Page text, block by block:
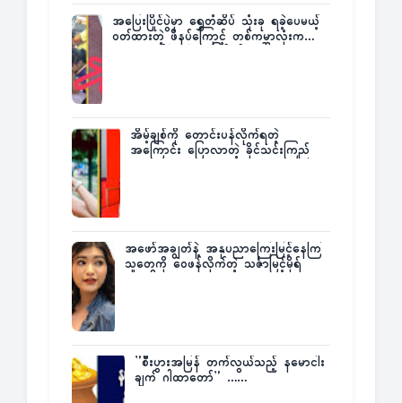
အပြေးပြိုင်ပွဲမှာ ရွှေတံဆိပ် သုံးခု ရခဲ့ပေမယ့်
ဝတ်ထားတဲ့ ဖိနပ်ကြောင့် တစ်ကမ္ဘာလုံးက
အိမ့်ချစ်ကို တောင်းပန်လိုက်ရတဲ့
အကြောင်း ပြောလာတဲ့ ခိုင်သင်းကြည်
အဖော်အချွတ်နဲ့ အနုပညာကြေးမြင့်နေကြ
သူတွေကို ဝေဖန်လိုက်တဲ့ သင်္ဇာမြင့်မိုရ်
”စီးပွားအမြန် တက်လွယ်သည့် နမောငါး
ချက် ဂါထာတော်” ……